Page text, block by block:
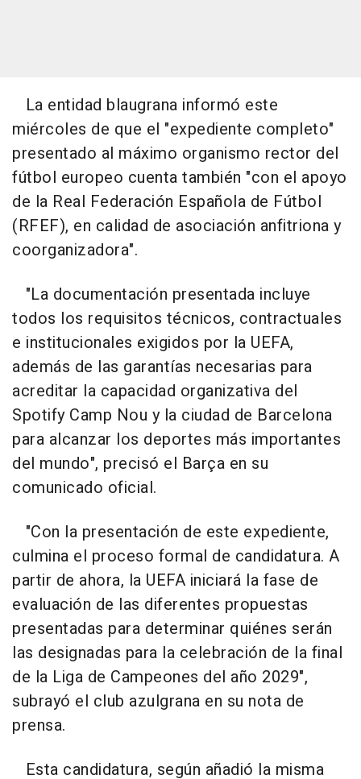
La entidad blaugrana informó este
miércoles de que el "expediente completo"
presentado al máximo organismo rector del
fútbol europeo cuenta también "con el apoyo
de la Real Federación Española de Fútbol
(RFEF), en calidad de asociación anfitriona y
coorganizadora".
"La documentación presentada incluye
todos los requisitos técnicos, contractuales
e institucionales exigidos por la UEFA,
además de las garantías necesarias para
acreditar la capacidad organizativa del
Spotify Camp Nou y la ciudad de Barcelona
para alcanzar los deportes más importantes
del mundo", precisó el Barça en su
comunicado oficial.
"Con la presentación de este expediente,
culmina el proceso formal de candidatura. A
partir de ahora, la UEFA iniciará la fase de
evaluación de las diferentes propuestas
presentadas para determinar quiénes serán
las designadas para la celebración de la final
de la Liga de Campeones del año 2029",
subrayó el club azulgrana en su nota de
prensa.
Esta candidatura, según añadió la misma